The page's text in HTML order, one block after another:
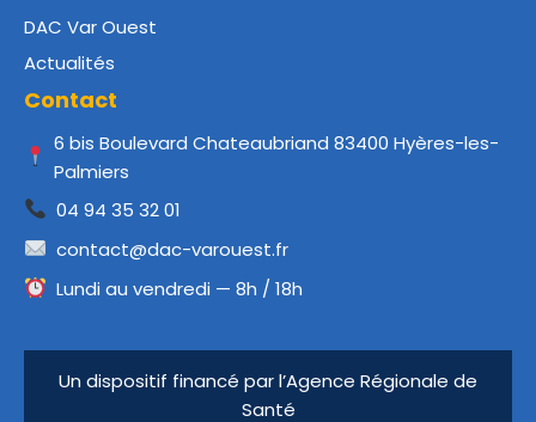
DAC Var Ouest
Actualités
Contact
6 bis Boulevard Chateaubriand 83400 Hyères-les-
Palmiers
04 94 35 32 01
contact@dac-varouest.fr
Lundi au vendredi — 8h / 18h
Un dispositif financé par l’Agence Régionale de
Santé